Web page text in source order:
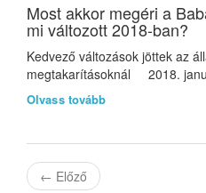
Most akkor megéri a
mi változott 2018-ban?
Kedvező változások jöttek az
megtakarításoknál 2018.
Olvass tovább
← Előző